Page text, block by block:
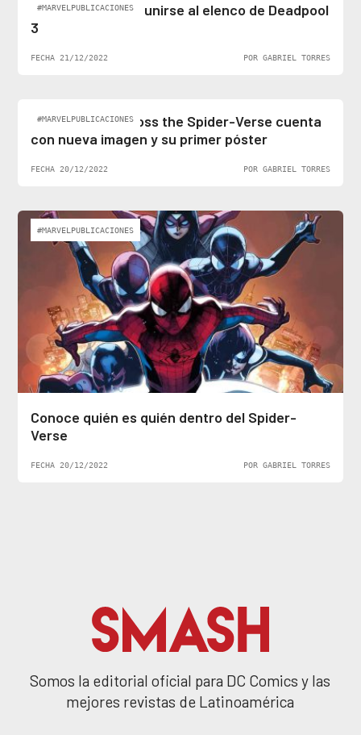
#MARVELPUBLICACIONES
Ben Stiller podría unirse al elenco de Deadpool
3
FECHA 21/12/2022 POR GABRIEL TORRES
#MARVELPUBLICACIONES
Spider-Man: Across the Spider-Verse cuenta
con nueva imagen y su primer póster
FECHA 20/12/2022 POR GABRIEL TORRES
#MARVELPUBLICACIONES
Conoce quién es quién dentro del Spider-
Verse
FECHA 20/12/2022 POR GABRIEL TORRES
Somos la editorial oficial para DC Comics y las
mejores revistas de Latinoamérica